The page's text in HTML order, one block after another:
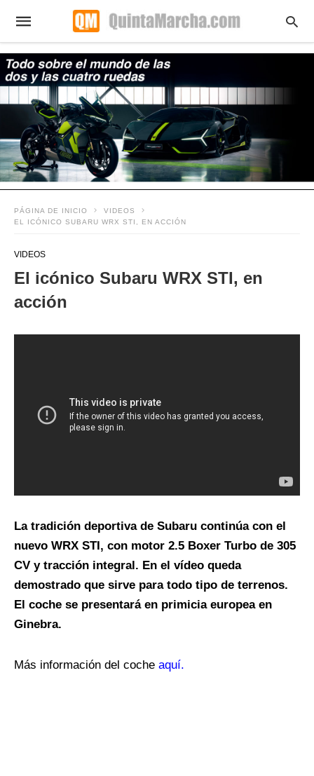
PÁGINA DE INICIO
VIDEOS
EL ICÓNICO SUBARU WRX STI, EN ACCIÓN
VIDEOS
El icónico Subaru WRX STI, en
acción
La tradición deportiva de Subaru continúa con el
nuevo WRX STI, con motor 2.5 Boxer Turbo de 305
CV y tracción integral. En el vídeo queda
demostrado que sirve para todo tipo de terrenos.
El coche se presentará en primicia europea en
Ginebra.
Más información del coche aquí.